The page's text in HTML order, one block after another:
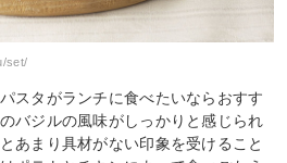
set/
スタがランチに食べたいならおすす
バジルの風味がしっかりと感じられ
あまり具材がない印象を受けること